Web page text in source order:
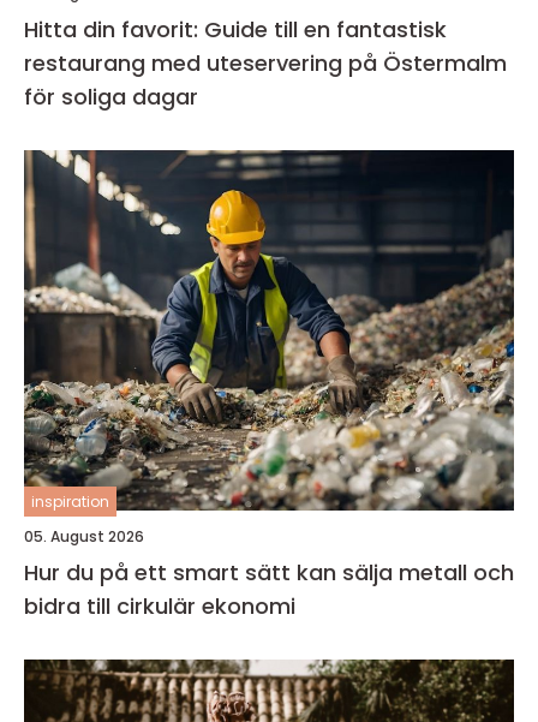
Hitta din favorit: Guide till en fantastisk
restaurang med uteservering på Östermalm
för soliga dagar
inspiration
05. August 2026
Hur du på ett smart sätt kan sälja metall och
bidra till cirkulär ekonomi